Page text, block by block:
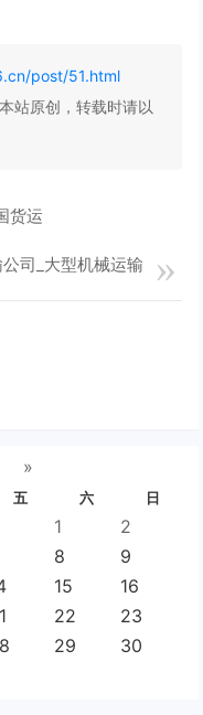
post/51.html
站原创，转载时请以
货运
司_大型机械运输
»
五 六 日
1
2
8
9
15
16
22
23
29
30